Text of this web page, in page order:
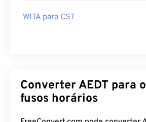
WITA para CST
Converter AEDT para
fusos horários